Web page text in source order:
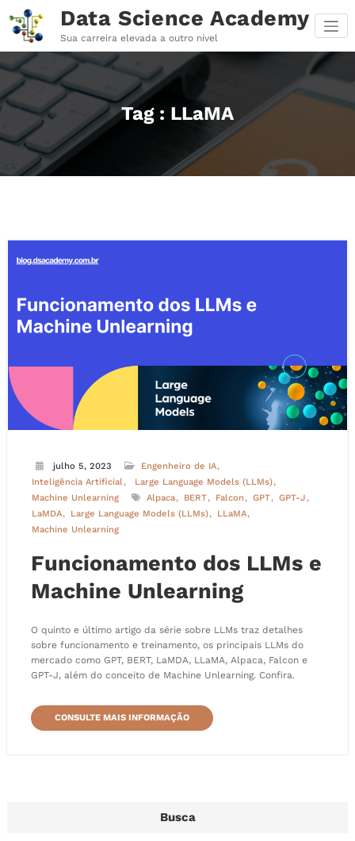
para
conteúdo
Data Science Academy
Sua carreira elevada a outro nível
Tag : LLaMA
julho 5, 2023
Engenheiro de IA
Inteligência Artificial
Large Language Models (LLMs)
Machine Unlearning
Alpaca BERT Falcon GPT
GPT-J
LaMDA
Large Language Models (LLMs)
LLaMA
Machine Unlearning
Funcionamento dos LLMs e
Machine Unlearning
O quinto e último artigo da série sobre LLMs traz detalhes
sobre funcionamento e treinamento, os principais LLMs do
mercado como GPT, BERT, LaMDA, LLaMA, Alpaca, Falcon e
GPT-J, além do conceito de Machine Unlearning. Confira.
CONSULTE MAIS INFORMAÇÃO
Busca